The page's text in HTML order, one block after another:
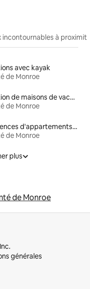
incontournables à
avec kayak
de Monroe
Location de maisons de vacances
de Monroe
Résidences d'appartements en location
de Monroe
plus
de Monroe
générales